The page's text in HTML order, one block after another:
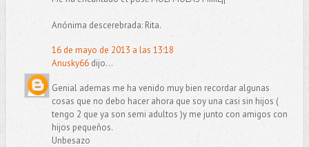
Anónima descerebrada: Rita.
16 de mayo de 2013 a las 13:18
Anusky66dijo...
Genial ademas me ha venido muy bien recordar algunas
cosas que no debo hacer ahora que soy una casi sin hijos (
tengo 2 que ya son semi adultos )y me junto con amigos con
hijos pequeños.
Unbesazo